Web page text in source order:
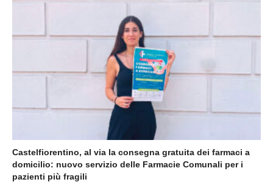
Castelfiorentino, al via la consegna gratuita dei farmaci a
domicilio: nuovo servizio delle Farmacie Comunali per i
pazienti più fragili